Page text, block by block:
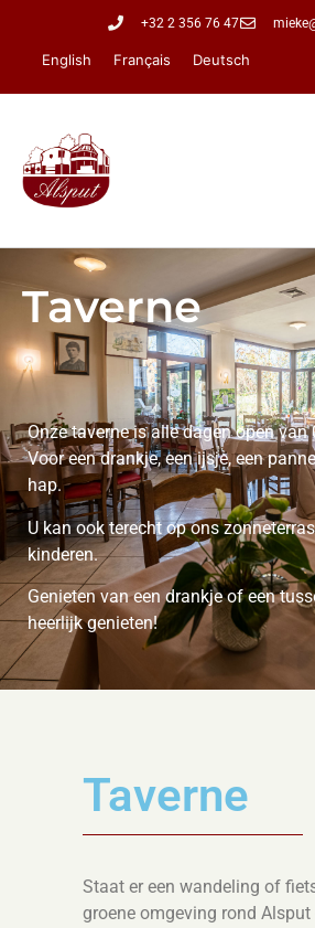
+32 2 356 76 47
English Français Deutsch
Taverne
Onze taverne is alle dagen open
Voor een drankje, een ijsje, een
hap.
U kan ook terecht op ons
kinderen.
Genieten van een drankje of een
heerlijk genieten!
Taverne
Staat er een wandeling of
groene omgeving rond Alsput